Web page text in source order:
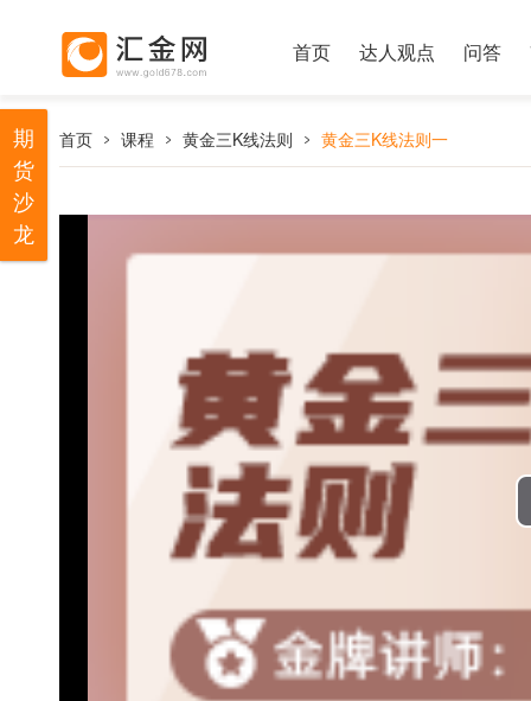
首页 达人观点 问答
首页 课程 黄金三K线法则 黄金三K线法则一
期
货
沙
龙